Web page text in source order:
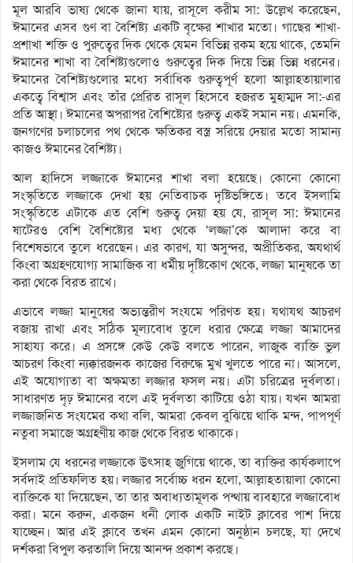
মূল আরবি ভাষ্য থেকে জানা যায়, রাসূলে করীম সা: উল্লেখ করেছেন,
ঈমানের এসব গুণ বা বৈশিষ্ট্য একটি বৃক্ষের শাখার মতো। গাছের শাখা-
প্রশাখা শক্তি ও পুরুত্বের দিক থেকে যেমন বিভিন্ন রকম হয়ে থাকে, তেমনি
ঈমানের শাখা বা বৈশিষ্ট্যগুলোও গুরুত্বের দিক দিয়ে ভিন্ন ভিন্ন ধরনের।
ঈমানের বৈশিষ্ট্যগুলোর মধ্যে সর্বাধিক গুরুত্বপূর্ণ হলো আল্লাহতায়ালার
একত্বে বিশ্বাস এবং তাঁর প্রেরিত রাসূল হিসেবে হজরত মুহাম্মদ সা:-এর
প্রতি আস্থা। ঈমানের অপরাপর বৈশিষ্ট্যের গুরুত্ব একই সমান নয়। এমনকি,
জনগণের চলাচলের পথ থেকে ক্ষতিকর বস্ত্র সরিয়ে দেয়ার মতো সামান্য
কাজও ঈমানের বৈশিষ্ট্য।
আল হাদিসে লজ্জাকে ঈমানের শাখা বলা হয়েছে। কোনো কোনো
সংস্কৃতিতে লজ্জাকে দেখা হয় নেতিবাচক দৃষ্টিভঙ্গিতে। তবে ইসলামি
সংস্কৃতিতে এটাকে এত বেশি গুরুত্ব দেয়া হয় যে, রাসূল সা: ঈমানের
ষাটেরও বেশি বৈশিষ্ট্যের মধ্য থেকে ‘লজ্জা’কে আলাদা করে বা
বিশেষভাবে তুলে ধরেছেন। এর কারণ, যা অসুন্দর, অপ্রীতিকর, অযথার্থ
কিংবা অগ্রহণযোগ্য সামাজিক বা ধর্মীয় দৃষ্টিকোণ থেকে, লজ্জা মানুষকে তা
করা থেকে বিরত রাখে।
এভাবে লজ্জা মানুষের অভ্যন্তরীণ সংযমে পরিণত হয়। যথাযথ আচরণ
বজায় রাখা এবং সঠিক মূল্যবোধ তুলে ধরার ক্ষেত্রে লজ্জা আমাদের
সাহায্য করে। এ প্রসঙ্গে কেউ কেউ বলতে পারেন, লাজুক ব্যক্তি ভুল
আচরণ কিংবা ন্যক্কারজনক কাজের বিরুদ্ধে মুখ খুলতে পারে না। আসলে,
এই অযোগ্যতা বা অক্ষমতা লজ্জার ফসল নয়। এটা চরিত্রের দুর্বলতা।
সাধারণত দৃঢ় ঈমানের বলে এই দুর্বলতা কাটিয়ে ওঠা যায়। যখন আমরা
লজ্জাজনিত সংযমের কথা বলি, আমরা কেবল বুঝিয়ে থাকি মন্দ, পাপপূর্ণ
নতুবা সমাজে অগ্রহণীয় কাজ থেকে বিরত থাকাকে।
ইসলাম যে ধরনের লজ্জাকে উৎসাহ জুগিয়ে থাকে, তা ব্যক্তির কার্যকলাপে
সর্বদাই প্রতিফলিত হয়। লজ্জার সর্বোচ্চ ধরন হলো, আল্লাহতায়ালা কোনো
ব্যক্তিকে যা দিয়েছেন, তা তার অবাধ্যতামূলক পন্থায় ব্যবহারে লজ্জাবোধ
করা। মনে করুন, একজন ধনী লোক একটি নাইট ক্লাবের পাশ দিয়ে
যাচ্ছেন। আর এই ক্লাবে তখন এমন কোনো অনুষ্ঠান চলছে, যা দেখে
দর্শকরা বিপুল করতালি দিয়ে আনন্দ প্রকাশ করছে।